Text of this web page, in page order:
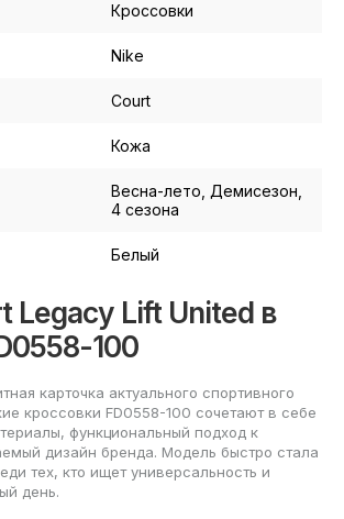
Кроссовки
Nike
Court
Кожа
Весна-лето, Демисезон,
4 сезона
Белый
Legacy Lift United в
100
карточка актуального спортивного
кроссовки FD0558-100 сочетают в себе
функциональный подход к
дизайн бренда. Модель быстро стала
тех, кто ищет универсальность и
день.